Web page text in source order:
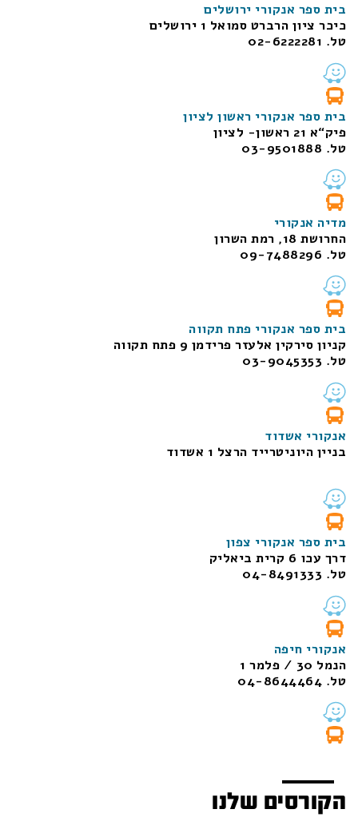
בית ספר אנקורי ירושלים
כיכר ציון הרברט סמואל 1
ירושלים
טל. 02-6222281
בית ספר אנקורי ראשון לציון
פיק“א 21 ראשון- לציון
טל. 03-9501888
מדיה אנקורי
החרושת 18, רמת השרון
טל. 09-7488296
בית ספר אנקורי פתח תקווה
קניון סירקין אלעזר פרידמן 9 פתח תקווה
טל. 03-9045353
אנקורי אשדוד
בניין היוניטרייד הרצל 1 אשדוד
בית ספר אנקורי צפון
דרך עכו 6 קרית ביאליק
טל. 04-8491333
אנקורי חיפה
הנמל 30 / פלמר 1
טל. 04-8644464
הקורסים שלנו